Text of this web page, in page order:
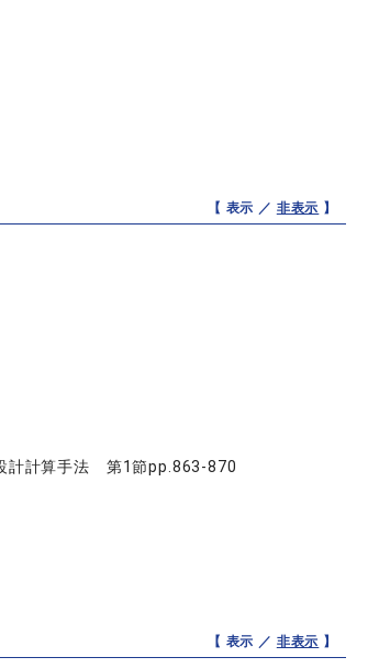
【 表示 ／ 非表示 】
計計算手法 第1節pp.863-870
【 表示 ／ 非表示 】